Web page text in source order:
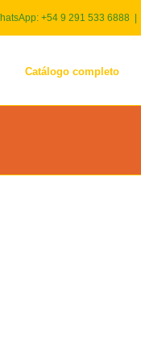
+54 9 291 533 6888
Catálogo completo